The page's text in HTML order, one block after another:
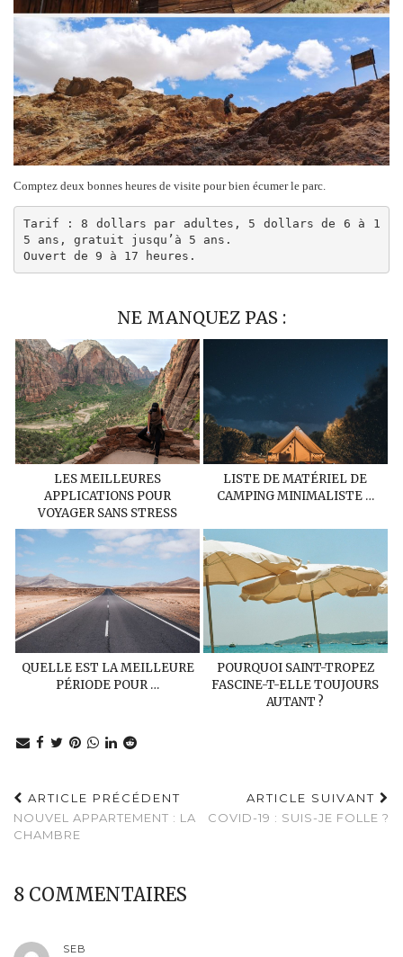
Comptez deux bonnes heures de visite pour bien écumer le parc.
Tarif : 8 dollars par adultes, 5 dollars de 6 à 1
5 ans, gratuit jusqu’à 5 ans.
Ouvert de 9 à 17 heures.
NE MANQUEZ PAS :
LES MEILLEURES
APPLICATIONS POUR
VOYAGER SANS STRESS
LISTE DE MATÉRIEL DE
CAMPING MINIMALISTE …
QUELLE EST LA MEILLEURE
PÉRIODE POUR …
POURQUOI SAINT-TROPEZ
FASCINE-T-ELLE TOUJOURS
AUTANT ?
ARTICLE PRÉCÉDENT
NOUVEL APPARTEMENT : LA
CHAMBRE
ARTICLE SUIVANT
COVID-19 : SUIS-JE FOLLE ?
8 COMMENTAIRES
SEB